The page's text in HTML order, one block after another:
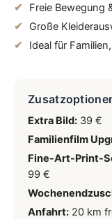
Freie Bewegung
Große
Ideal für
Extra Bild: 39 €
Familienfilm
Fine-Art-Print-
99 €
Anfahrt: 20 km